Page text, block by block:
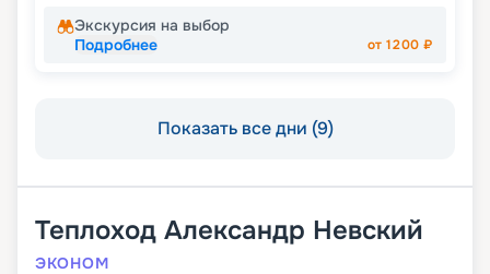
Экскурсия на выбор
Подробнее
от1200 ₽
Показать все дни (9)
Теплоход Александр Невский
ЭКОНОМ